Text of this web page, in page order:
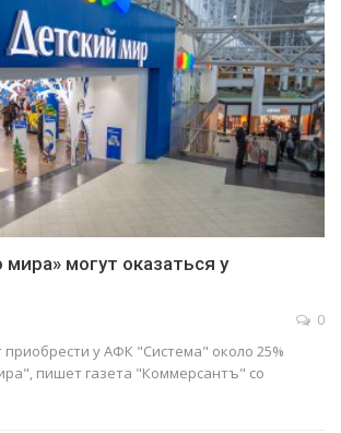
мира» могут оказаться у
0
у АФК "Система" около 25%
пишет газета "Коммерсантъ" со